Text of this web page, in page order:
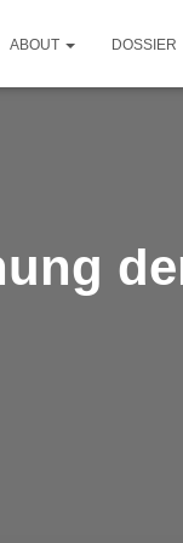
ABOUT DOSSIER